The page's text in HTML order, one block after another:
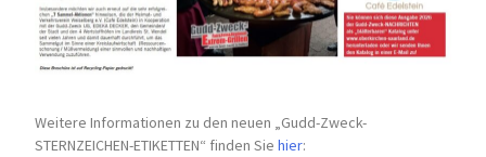
Weitere Informationen zu den neuen „Gudd-Zweck-
STERNZEICHEN-ETIKETTEN“ finden Siehier: